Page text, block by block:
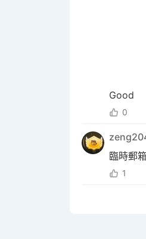
Good
0
臨時郵
1